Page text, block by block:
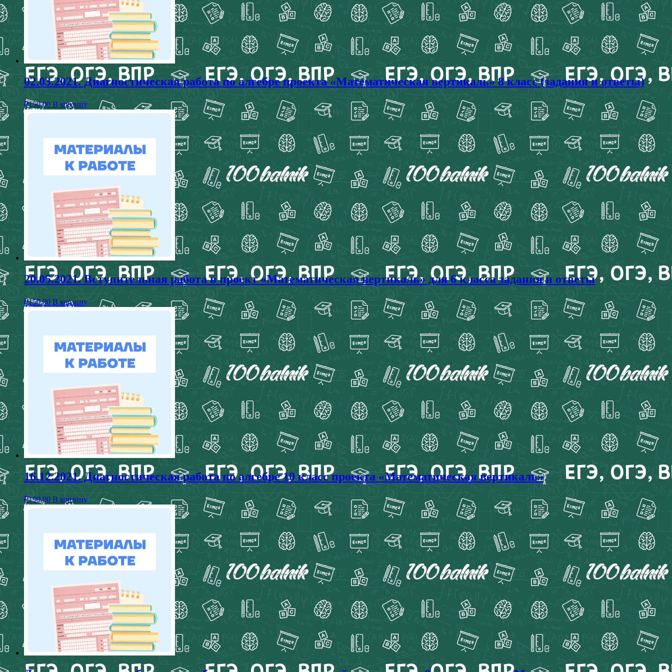
02.03.2021. Диагностическая работа по алгебре проекта «Математическая вертикаль» 8 класс (задания и ответы)
₽150,00 В корзину
20.05.2021. Вступительная работа в проект «Математическая вертикаль» для 6 класса задания и ответы
₽150,00 В корзину
16.12.2021. Диагностическая работа по алгебре 10 класс проекта «Математическая вертикаль»
₽190,00 В корзину